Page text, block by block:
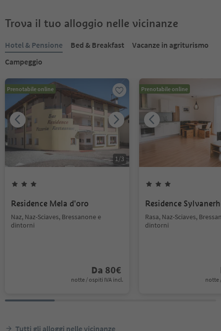
Trova il tuo alloggio nelle vicinanze
Hotel & Pensione Bed & Breakfast
Vacanze in agriturismo
Campeggio
Prenotabile online
1/3
Residence Mela d'oro
Naz, Naz-Sciaves, Bressanone e
dintorni
Da 80€
notte / ospiti IVA incl.
Prenotabile online
Residence
Rasa, Naz-Sciaves,
dintorni
notte
Tutti gli alloggi nelle vicinanze